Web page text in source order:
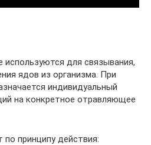
для связывания,
ядов из организма. При
индивидуальный
на конкретное отравляющее
принципу действия: